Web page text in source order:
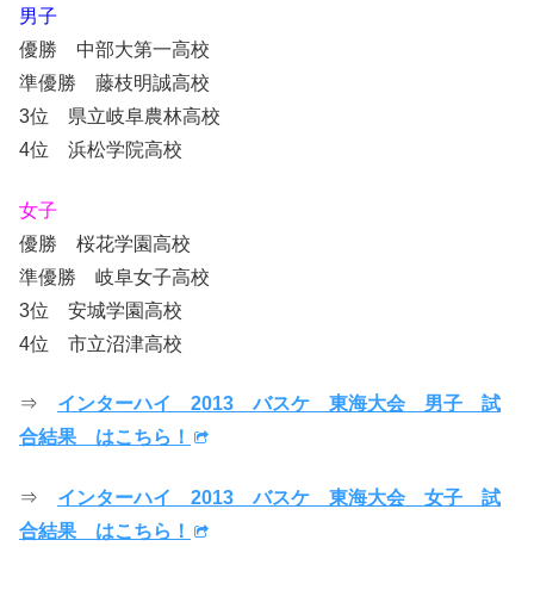
男子
優勝 中部大第一高校
準優勝 藤枝明誠高校
3位 県立岐阜農林高校
4位 浜松学院高校
女子
優勝 桜花学園高校
準優勝 岐阜女子高校
3位 安城学園高校
4位 市立沼津高校
⇒ インターハイ 2013 バスケ 東海大会 男子 試
合結果 はこちら！
⇒ インターハイ 2013 バスケ 東海大会 女子 試
合結果 はこちら！